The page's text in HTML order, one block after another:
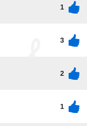
1
3
2
1